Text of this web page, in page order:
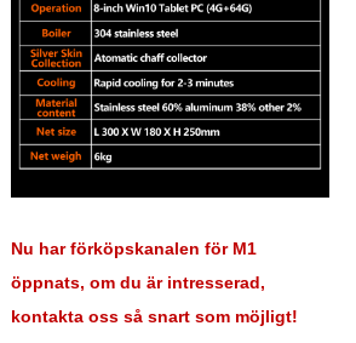
Nu har förköpskanalen för M1
öppnats, om du är intresserad,
kontakta oss så snart som möjligt!